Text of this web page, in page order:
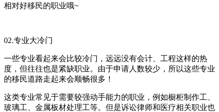
相对好移民的职业哦~
02.专业大冷门
一些专业看起来会比较冷门，远远没有会计、工程这样的热
度，但往往也是紧缺职业。由于申请人数较少，所以这些专业
的移民道路走起来会顺畅很多！
这类专业常见于需要较强动手能力的职业，例如橱柜制作工、
玻璃工、金属板材处理工等。但是诉讼律师和医疗相关职业也